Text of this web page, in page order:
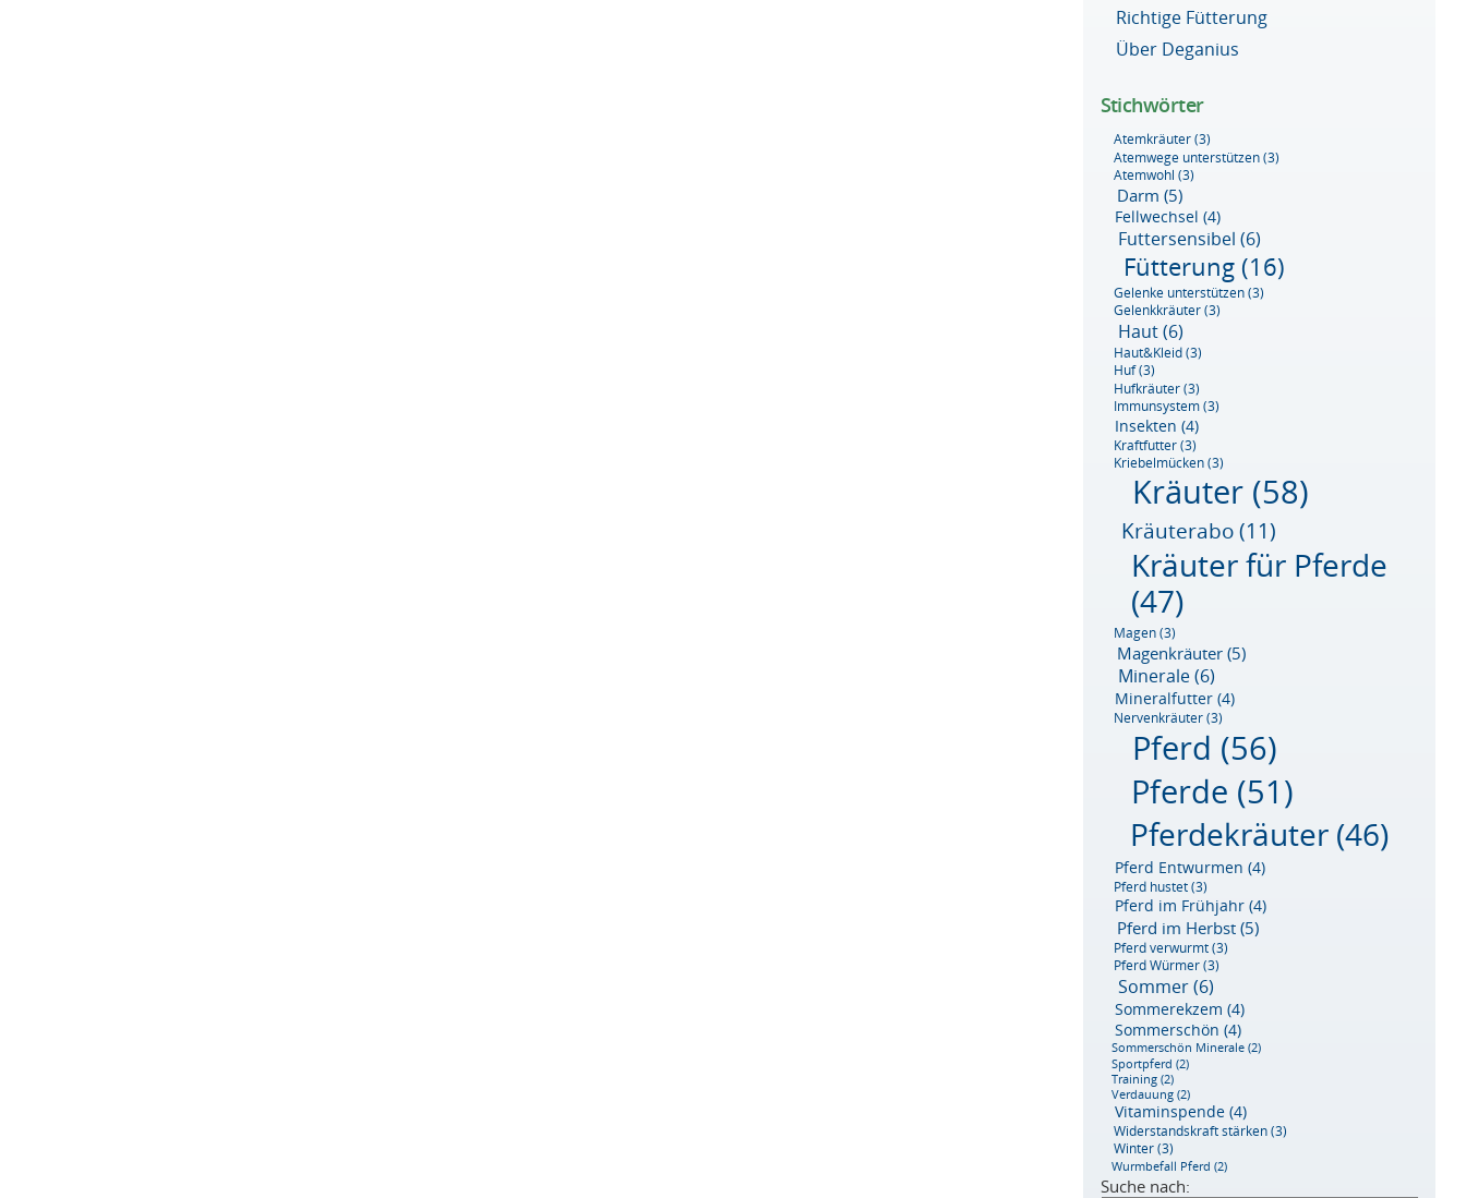
Richtige Fütterung
Über Deganius
Stichwörter
Atemkräuter(3)
Atemwege unterstützen(3)
Atemwohl (3)
Darm (5)
Fellwechsel (4)
Futtersensibel (6)
Fütterung (16)
Gelenke unterstützen(3)
Gelenkkräuter(3)
Haut(6)
Haut&Kleid(3)
Huf(3)
Hufkräuter(3)
Immunsystem(3)
Insekten (4)
Kraftfutter(3)
Kriebelmücken(3)
Kräuter(58)
Kräuterabo(11)
Kräuter für Pferde
(47)
Magen(3)
Magenkräuter(5)
Minerale(6)
Mineralfutter (4)
Nervenkräuter(3)
Pferd (56)
Pferde (51)
Pferdekräuter (46)
Pferd Entwurmen (4)
Pferd hustet(3)
Pferd im Frühjahr (4)
Pferd im Herbst(5)
Pferd verwurmt(3)
Pferd Würmer(3)
Sommer(6)
Sommerekzem (4)
Sommerschön (4)
Sommerschön Minerale (2)
Sportpferd (2)
Training (2)
Verdauung (2)
Vitaminspende (4)
Widerstandskraft stärken(3)
Winter(3)
Wurmbefall Pferd (2)
Suche nach: